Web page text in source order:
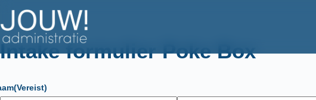
naar
de
inhoud
Intake formulier Poke Box
(Vereist)